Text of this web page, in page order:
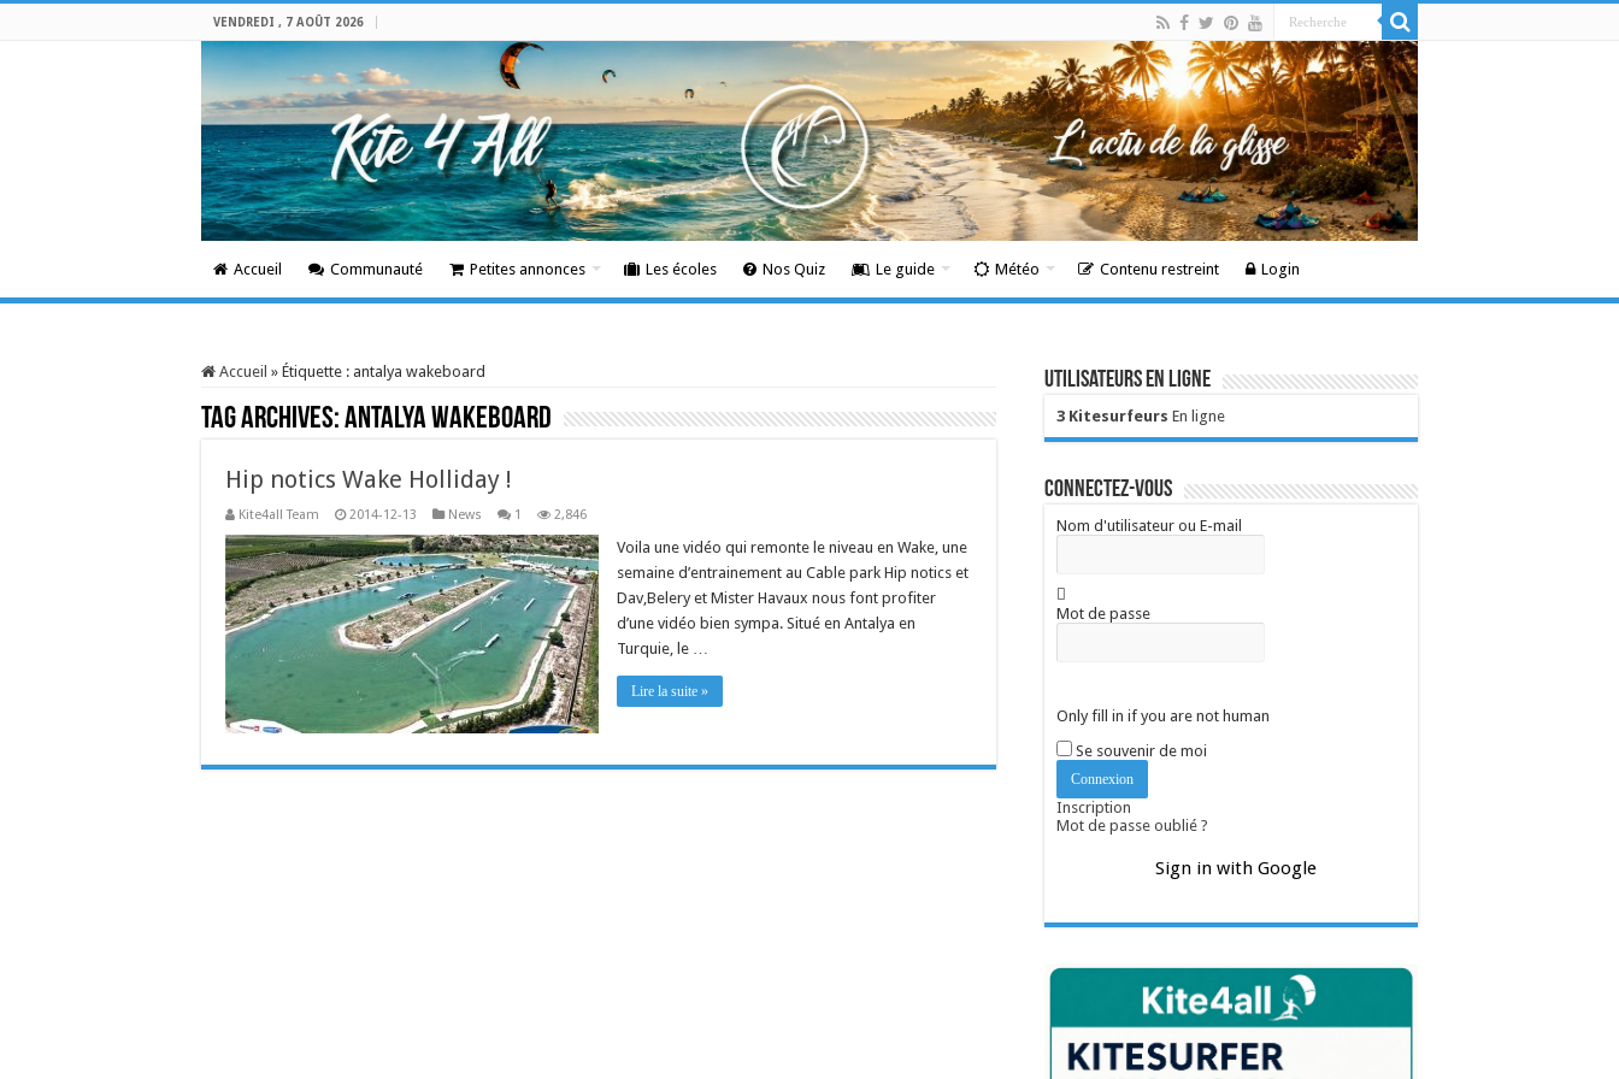
VENDREDI , 7 AOÛT 2026
Accueil Communauté Petites annonces Les écoles Nos Quiz Le guide Météo Contenu restreint Login
Accueil » Étiquette : antalya wakeboard
Tag Archives:antalya wakeboard
Hip notics Wake Holliday !
Kite4all Team 2014-12-13 News 1 2,846
Voila une vidéo qui remonte le niveau en Wake, une
semaine d’entrainement au Cable park Hip notics et
Dav,Belery et Mister Havaux nous font profiter
d’une vidéo bien sympa. Situé en Antalya en
Turquie, le …
Lire la suite »
Utilisateurs en ligne
3 Kitesurfeurs En ligne
Connectez-vous
Nom d'utilisateur ou E-mail
Mot de passe
Only fill in if you are not human
Se souvenir de moi
Inscription
Mot de passe oublié ?
Sign in with Google